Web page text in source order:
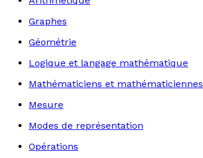
Graphes
Géométrie
Logique et langage mathématique
Mathématiciens et mathématiciennes
Mesure
Modes de représentation
Opérations